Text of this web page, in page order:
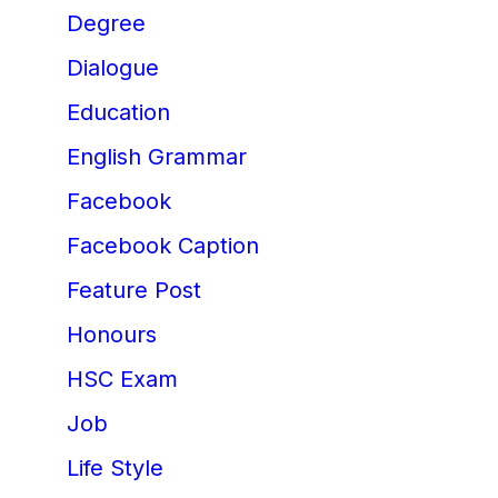
Degree
Dialogue
Education
English Grammar
Facebook
Facebook Caption
Feature Post
Honours
HSC Exam
Job
Life Style